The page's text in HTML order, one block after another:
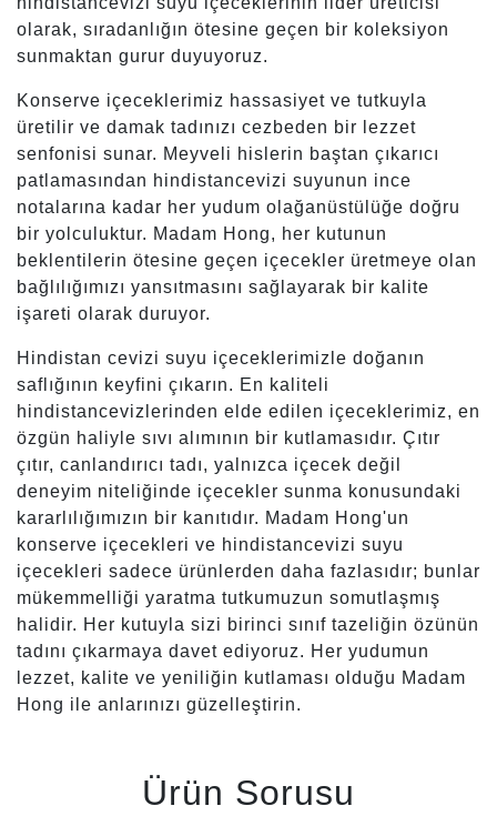
olarak, sıradanlığın ötesine geçen bir koleksiyon
sunmaktan gurur duyuyoruz.
Konserve içeceklerimiz hassasiyet ve tutkuyla
üretilir ve damak tadınızı cezbeden bir lezzet
senfonisi sunar. Meyveli hislerin baştan çıkarıcı
patlamasından hindistancevizi suyunun ince
notalarına kadar her yudum olağanüstülüğe doğru
bir yolculuktur. Madam Hong, her kutunun
beklentilerin ötesine geçen içecekler üretmeye olan
bağlılığımızı yansıtmasını sağlayarak bir kalite
işareti olarak duruyor.
Hindistan cevizi suyu içeceklerimizle doğanın
saflığının keyfini çıkarın. En kaliteli
hindistancevizlerinden elde edilen içeceklerimiz, en
özgün haliyle sıvı alımının bir kutlamasıdır. Çıtır
çıtır, canlandırıcı tadı, yalnızca içecek değil
deneyim niteliğinde içecekler sunma konusundaki
kararlılığımızın bir kanıtıdır. Madam Hong'un
konserve içecekleri ve hindistancevizi suyu
içecekleri sadece ürünlerden daha fazlasıdır; bunlar
mükemmelliği yaratma tutkumuzun somutlaşmış
halidir. Her kutuyla sizi birinci sınıf tazeliğin özünün
tadını çıkarmaya davet ediyoruz. Her yudumun
lezzet, kalite ve yeniliğin kutlaması olduğu Madam
Hong ile anlarınızı güzelleştirin.
Ürün Sorusu